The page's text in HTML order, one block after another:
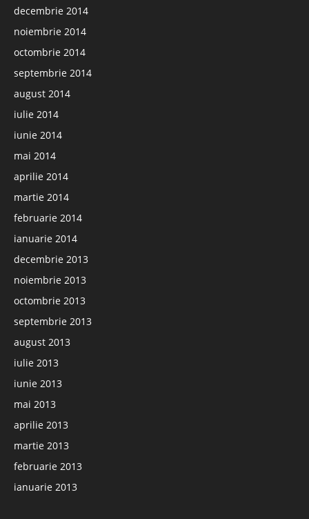
decembrie 2014
noiembrie 2014
octombrie 2014
septembrie 2014
august 2014
iulie 2014
iunie 2014
mai 2014
aprilie 2014
martie 2014
februarie 2014
ianuarie 2014
decembrie 2013
noiembrie 2013
octombrie 2013
septembrie 2013
august 2013
iulie 2013
iunie 2013
mai 2013
aprilie 2013
martie 2013
februarie 2013
ianuarie 2013